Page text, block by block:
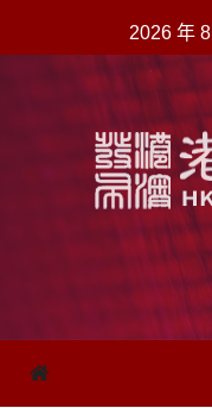
至
2026 年